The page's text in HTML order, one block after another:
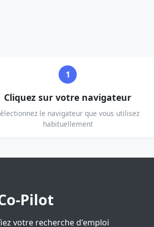
1
Cliquez sur votre navigateur
le navigateur que vous utilisez
habituellement
Pilot
votre recherche d'emploi